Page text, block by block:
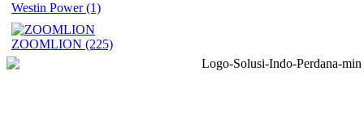
Westin Power(1)
ZOOMLION (225)